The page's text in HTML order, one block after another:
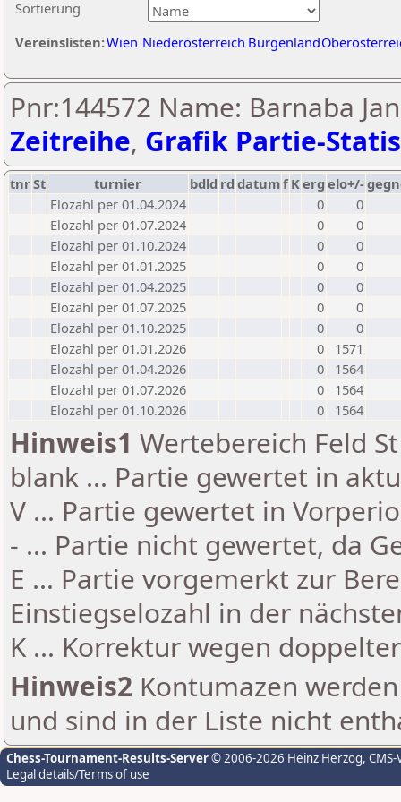
Sortierung
Vereinslisten:Wien Niederösterreich Burgenland
Pnr:144572 Name: Barnaba
Zeitreihe, Grafik Partie-
tnrSt turnier bdld rd datumf Kerg elo+/-
Elozahl per 01.04.2024
0
0
Elozahl per 01.07.2024
0
0
Elozahl per 01.10.2024
0
0
Elozahl per 01.01.2025
0
0
Elozahl per 01.04.2025
0
0
Elozahl per 01.07.2025
0
0
Elozahl per 01.10.2025
0
0
Elozahl per 01.01.2026
0
1571
Elozahl per 01.04.2026
0
1564
Elozahl per 01.07.2026
0
1564
Elozahl per 01.10.2026
0 1564
Hinweis1 Wertebereich Feld
blank ... Partie gewertet in
V ... Partie gewertet in
- ... Partie nicht gewertet, da
E ... Partie vorgemerkt zur
Einstiegselozahl in der
K ... Korrektur wegen
Hinweis2 Kontumazen
und sind in der Liste nicht
Chess-Tournament-Results-Server© 2006-2026 Heinz Herzog,
Legal details/Terms of use